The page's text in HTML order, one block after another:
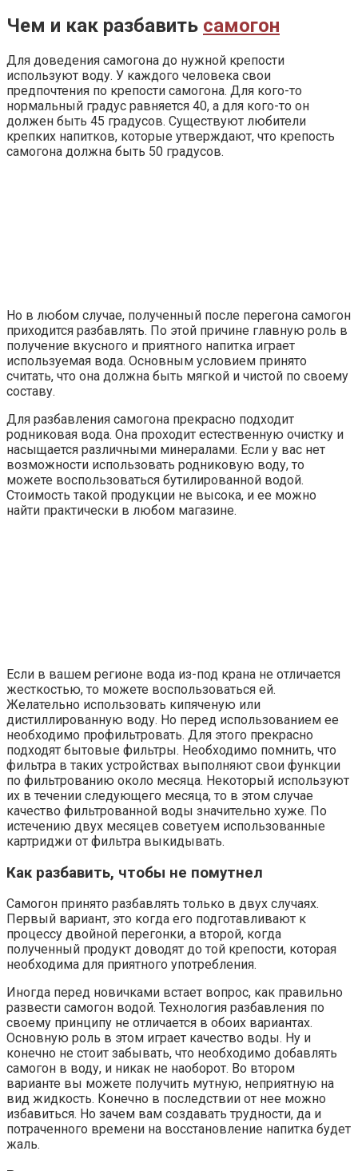
Чем и как разбавить самогон
Для доведения самогона до нужной крепости
используют воду. У каждого человека свои
предпочтения по крепости самогона. Для кого-то
нормальный градус равняется 40, а для кого-то он
должен быть 45 градусов. Существуют любители
крепких напитков, которые утверждают, что крепость
самогона должна быть 50 градусов.
Но в любом случае, полученный после перегона самогон
приходится разбавлять. По этой причине главную роль в
получение вкусного и приятного напитка играет
используемая вода. Основным условием принято
считать, что она должна быть мягкой и чистой по своему
составу.
Для разбавления самогона прекрасно подходит
родниковая вода. Она проходит естественную очистку и
насыщается различными минералами. Если у вас нет
возможности использовать родниковую воду, то
можете воспользоваться бутилированной водой.
Стоимость такой продукции не высока, и ее можно
найти практически в любом магазине.
Если в вашем регионе вода из-под крана не отличается
жесткостью, то можете воспользоваться ей.
Желательно использовать кипяченую или
дистиллированную воду. Но перед использованием ее
необходимо профильтровать. Для этого прекрасно
подходят бытовые фильтры. Необходимо помнить, что
фильтра в таких устройствах выполняют свои функции
по фильтрованию около месяца. Некоторый используют
их в течении следующего месяца, то в этом случае
качество фильтрованной воды значительно хуже. По
истечению двух месяцев советуем использованные
картриджи от фильтра выкидывать.
Как разбавить, чтобы не помутнел
Самогон принято разбавлять только в двух случаях.
Первый вариант, это когда его подготавливают к
процессу двойной перегонки, а второй, когда
полученный продукт доводят до той крепости, которая
необходима для приятного употребления.
Иногда перед новичками встает вопрос, как правильно
развести самогон водой. Технология разбавления по
своему принципу не отличается в обоих вариантах.
Основную роль в этом играет качество воды. Ну и
конечно не стоит забывать, что необходимо добавлять
самогон в воду, и никак не наоборот. Во втором
варианте вы можете получить мутную, неприятную на
вид жидкость. Конечно в последствии от нее можно
избавиться. Но зачем вам создавать трудности, да и
потраченного времени на восстановление напитка будет
жаль.